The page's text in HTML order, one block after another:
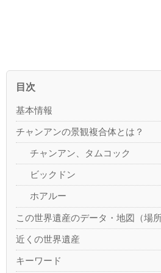
目次
基本情報
チャンアンの景観複合体とは？
チャンアン、タムコック
ビックドン
ホアルー
この世界遺産のデータ・地図（場所
近くの世界遺産
キーワード